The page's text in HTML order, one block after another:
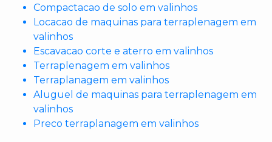
Compactacao de solo em valinhos
Locacao de maquinas para terraplenagem em
valinhos
Escavacao corte e aterro em valinhos
Terraplenagem em valinhos
Terraplanagem em valinhos
Aluguel de maquinas para terraplenagem em
valinhos
Preco terraplanagem em valinhos